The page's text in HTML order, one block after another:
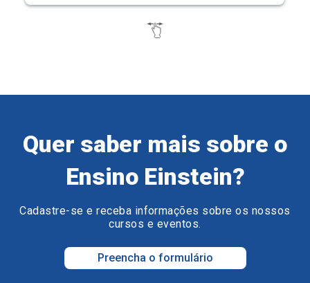
Quer saber mais sobre o
Ensino Einstein?
Cadastre-se e receba informações sobre os nossos
cursos e eventos.
Preencha o formulário